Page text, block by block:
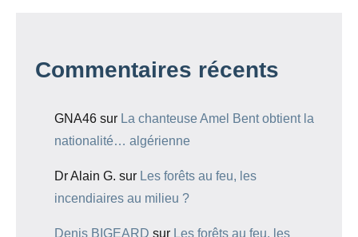
Commentaires récents
GNA46 sur La chanteuse Amel Bent obtient la
nationalité… algérienne
Dr Alain G. sur Les forêts au feu, les
incendiaires au milieu ?
Denis BIGEARD sur Les forêts au feu, les